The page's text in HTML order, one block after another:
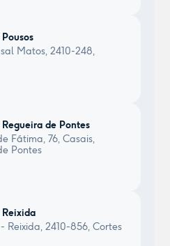
Matos, 2410-248,
de Pontes
Fátima, 76, Casais,
Pontes
Reixida
Reixida, 2410-856, Cortes